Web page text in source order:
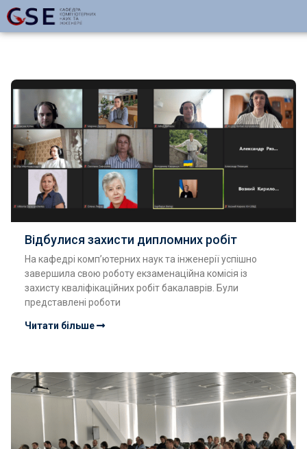
Відбулися захисти дипломних робіт
На кафедрі комп’ютерних наук та інженерії успішно
завершила свою роботу екзаменаційна комісія із
захисту кваліфікаційних робіт бакалаврів. Були
представлені роботи
Читати більше